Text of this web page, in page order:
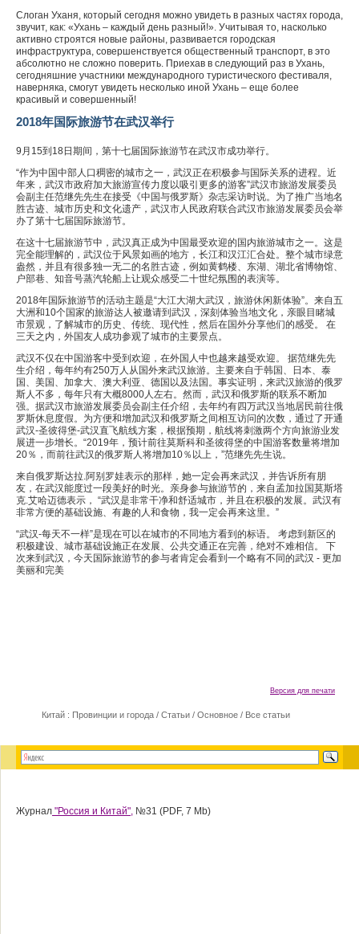
Слоган Уханя, который сегодня можно увидеть в разных частях города,
звучит, как: «Ухань – каждый день разный!». Учитывая то, насколько
активно строятся новые районы, развивается городская
инфраструктура, совершенствуется общественный транспорт, в это
абсолютно не сложно поверить. Приехав в следующий раз в Ухань,
сегодняшние участники международного туристического фестиваля,
наверняка, смогут увидеть несколько иной Ухань – еще более
красивый и совершенный!
2018年国际旅游节在武汉举行
9月15到18日期间，第十七届国际旅游节在武汉市成功举行。
“作为中国中部人口稠密的城市之一，武汉正在积极参与国际关系的进程。近
年来，武汉市政府加大旅游宣传力度以吸引更多的游客”武汉市旅游发展委员
会副主任范继先先生在接受《中国与俄罗斯》杂志采访时说。为了推广当地名
胜古迹、城市历史和文化遗产，武汉市人民政府联合武汉市旅游发展委员会举
办了第十七届国际旅游节。
在这十七届旅游节中，武汉真正成为中国最受欢迎的国内旅游城市之一。这是
完全能理解的，武汉位于风景如画的地方，长江和汉江汇合处。整个城市绿意
盎然，并且有很多独一无二的名胜古迹，例如黄鹤楼、东湖、湖北省博物馆、
户部巷、知音号蒸汽轮船上让观众感受二十世纪氛围的表演等。
2018年国际旅游节的活动主题是“大江大湖大武汉，旅游休闲新体验”。来自五
大洲和10个国家的旅游达人被邀请到武汉，深刻体验当地文化，亲眼目睹城
市景观，了解城市的历史、传统、现代性，然后在国外分享他们的感受。 在
三天之内，外国友人成功参观了城市的主要景点。
武汉不仅在中国游客中受到欢迎，在外国人中也越来越受欢迎。 据范继先先
生介绍，每年约有250万人从国外来武汉旅游。主要来自于韩国、日本、泰
国、美国、加拿大、澳大利亚、德国以及法国。事实证明，来武汉旅游的俄罗
斯人不多，每年只有大概8000人左右。然而，武汉和俄罗斯的联系不断加
强。据武汉市旅游发展委员会副主任介绍，去年约有四万武汉当地居民前往俄
罗斯休息度假。为方便和增加武汉和俄罗斯之间相互访问的次数，通过了开通
武汉-圣彼得堡-武汉直飞航线方案，根据预期，航线将刺激两个方向旅游业发
展进一步增长。“2019年，预计前往莫斯科和圣彼得堡的中国游客数量将增加
20％，而前往武汉的俄罗斯人将增加10％以上，”范继先先生说。
来自俄罗斯达拉.阿别罗娃表示的那样，她一定会再来武汉，并告诉所有朋
友，在武汉能度过一段美好的时光。亲身参与旅游节的，来自孟加拉国莫斯塔
克.艾哈迈德表示， “武汉是非常干净和舒适城市，并且在积极的发展。武汉有
非常方便的基础设施、有趣的人和食物，我一定会再来这里。”
“武汉-每天不一样”是现在可以在城市的不同地方看到的标语。 考虑到新区的
积极建设、城市基础设施正在发展、公共交通正在完善，绝对不难相信。 下
次来到武汉，今天国际旅游节的参与者肯定会看到一个略有不同的武汉 - 更加
美丽和完美
Версия для печати
Китай : Провинции и города / Статьи / Основное / Все статьи
Журнал "Россия и Китай", №31 (PDF, 7 Mb)